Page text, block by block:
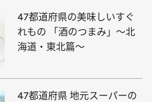
47都道府県の美味しいすぐ
れもの 「酒のつまみ」～北
海道・東北篇～
47都道府県 地元スーパーの